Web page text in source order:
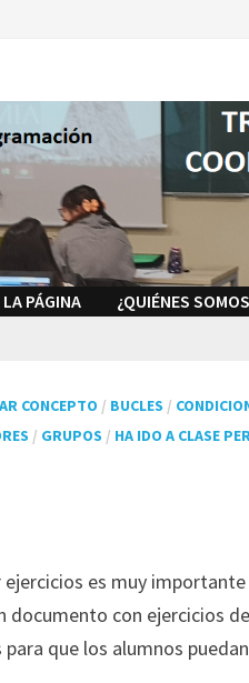
PÁGINA ¿QUIÉNES
CONCEPTO / BUCLES /
/ GRUPOS / HA IDO A CLASE
es muy
con ejercicios
que los alumnos